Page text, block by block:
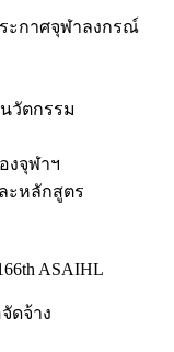
ะกาศจุฬาลงกรณ์
วัตกรรม
งจุฬาฯ
ะหลักสูตร
ASAIHL
ดจ้าง